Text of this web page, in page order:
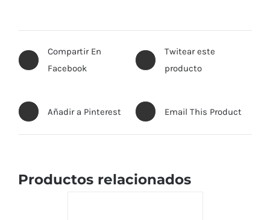
Compartir En
Facebook
Twitear este
producto
Añadir a Pinterest Email This Product
Productos relacionados